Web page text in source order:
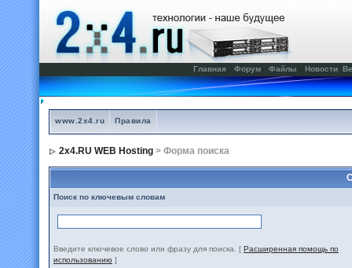
Главная Форум Файлы Новости
www.2x4.ru Правила
2x4.RU WEB Hosting > Форма поиска
Поиск по ключевым словам
Введите ключевое слово или фразу для поиска. [ Расширенная помощь по
использованию ]